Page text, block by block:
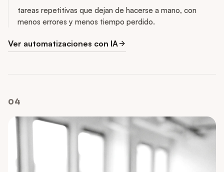
tareas repetitivas que dejan de hacerse a mano, con
menos errores y menos tiempo perdido.
Ver automatizaciones con IA
04